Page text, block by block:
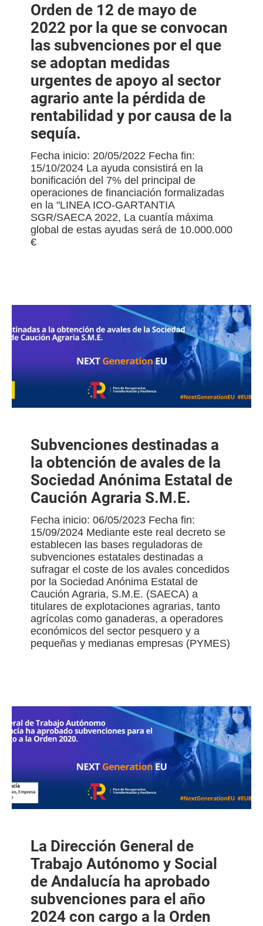
Orden de 12 de mayo de
2022 por la que se convocan
las subvenciones por el que
se adoptan medidas
urgentes de apoyo al sector
agrario ante la pérdida de
rentabilidad y por causa de la
sequía.
Fecha inicio: 20/05/2022 Fecha fin:
15/10/2024 La ayuda consistirá en la
bonificación del 7% del principal de
operaciones de financiación formalizadas
en la "LINEA ICO-GARTANTIA
SGR/SAECA 2022, La cuantía máxima
global de estas ayudas será de 10.000.000
€
Subvenciones destinadas a
la obtención de avales de la
Sociedad Anónima Estatal de
Caución Agraria S.M.E.
Fecha inicio: 06/05/2023 Fecha fin:
15/09/2024 Mediante este real decreto se
establecen las bases reguladoras de
subvenciones estatales destinadas a
sufragar el coste de los avales concedidos
por la Sociedad Anónima Estatal de
Caución Agraria, S.M.E. (SAECA) a
titulares de explotaciones agrarias, tanto
agrícolas como ganaderas, a operadores
económicos del sector pesquero y a
pequeñas y medianas empresas (PYMES)
La Dirección General de
Trabajo Autónomo y Social
de Andalucía ha aprobado
subvenciones para el año
2024 con cargo a la Orden